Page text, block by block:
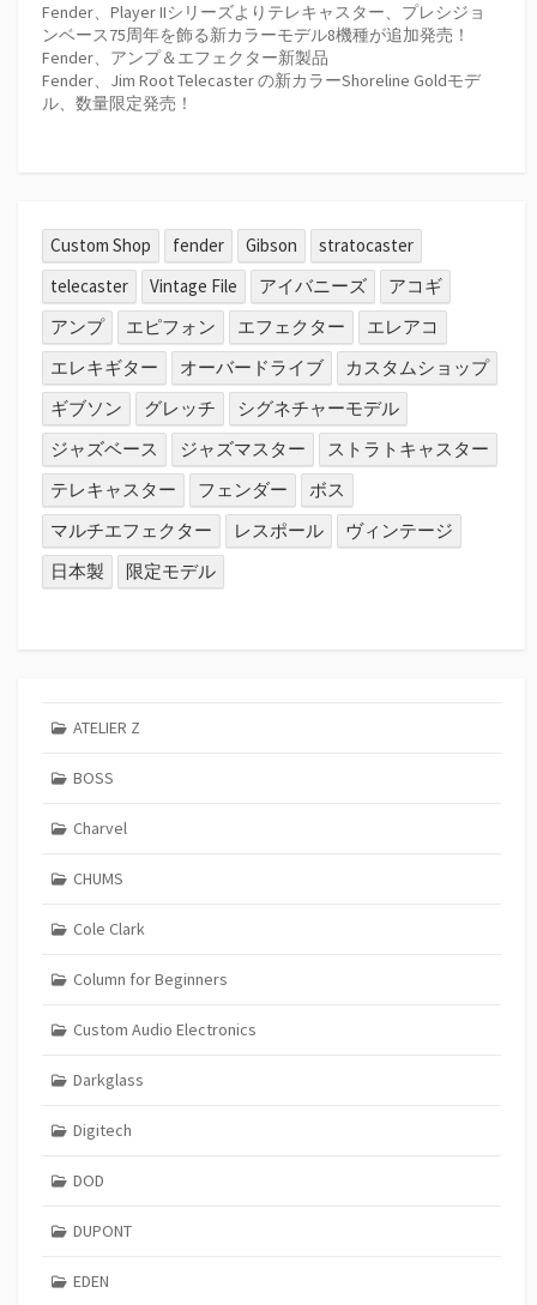
Fender、Player IIシリーズよりテレキャスター、プレシジョ
ンベース75周年を飾る新カラーモデル8機種が追加発売！
Fender、アンプ＆エフェクター新製品
Fender、Jim Root Telecaster の新カラーShoreline Goldモデ
ル、数量限定発売！
Custom Shop fender Gibson
stratocaster
telecaster
Vintage File アイバニーズ
アコギ
アンプ
エピフォン エフェクター
エレアコ
エレキギター
オーバードライブ
カスタムショップ
ギブソン
グレッチ
シグネチャーモデル
ジャズベース
ジャズマスター
ストラトキャスター
テレキャスター
フェンダー
ボス
マルチエフェクター
レスポール
ヴィンテージ
日本製
限定モデル
ATELIER Z
BOSS
Charvel
CHUMS
Cole Clark
Column for Beginners
Custom Audio Electronics
Darkglass
Digitech
DOD
DUPONT
EDEN